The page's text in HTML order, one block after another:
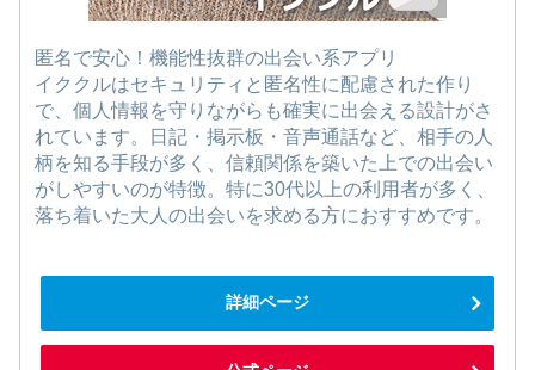
匿名で安心！機能性抜群の出会い系アプリ
イククルはセキュリティと匿名性に配慮された作り
で、個人情報を守りながらも確実に出会える設計がさ
れています。日記・掲示板・音声通話など、相手の人
柄を知る手段が多く、信頼関係を築いた上での出会い
がしやすいのが特徴。特に30代以上の利用者が多く、
落ち着いた大人の出会いを求める方におすすめです。
詳細ページ